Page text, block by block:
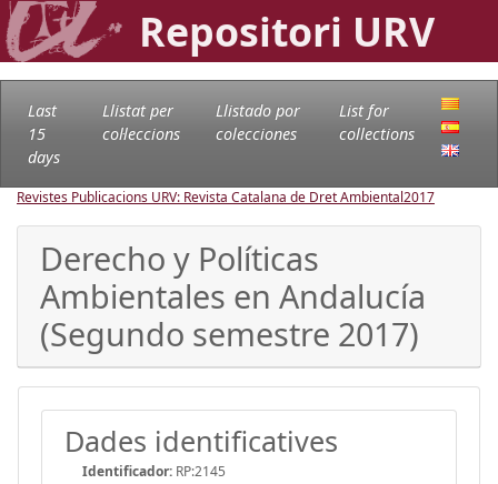
Repositori URV
Last
15
days
Llistat per
col·leccions
Llistado por
colecciones
List for
collections
Revistes Publicacions URV: Revista Catalana de Dret Ambiental2017
Derecho y Políticas
Ambientales en Andalucía
(Segundo semestre 2017)
Dades identificatives
Identificador: RP:2145